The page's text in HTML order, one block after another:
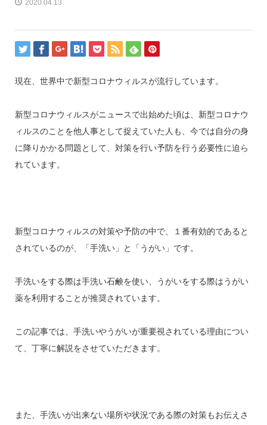
2020.04.13
現在、世界中で新型コロナウィルスが流行しています。
新型コロナウィルスがニュースで出始めた頃は、新型コロナウ
ィルスのことを他人事として捉えていた人も、今では自分の身
に降りかかる問題として、対策を行い予防を行う必要性に迫ら
れています。
新型コロナウィルスの対策や予防の中で、１番有効的であると
されているのが、「手洗い」と「うがい」です。
手洗いをする際は手洗い石鹸を使い、うがいをする際はうがい
薬を利用することが推奨されています。
この記事では、手洗いやうがいが重要視されている理由につい
て、丁寧に解説をさせていただきます。
また、手洗いが出来ない場所や状況である際の対策もお伝えさ